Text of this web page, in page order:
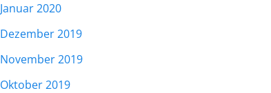
Januar 2020
Dezember 2019
November 2019
Oktober 2019